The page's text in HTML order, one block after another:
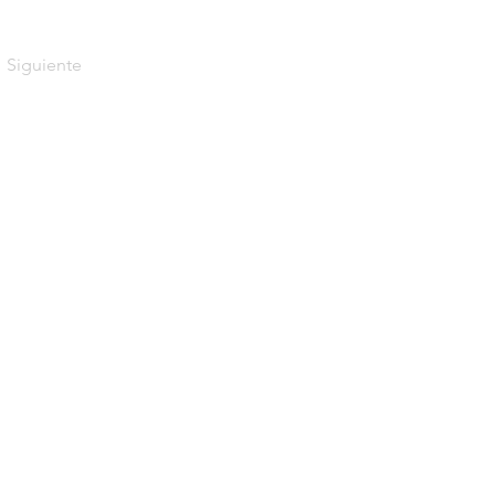
Siguiente